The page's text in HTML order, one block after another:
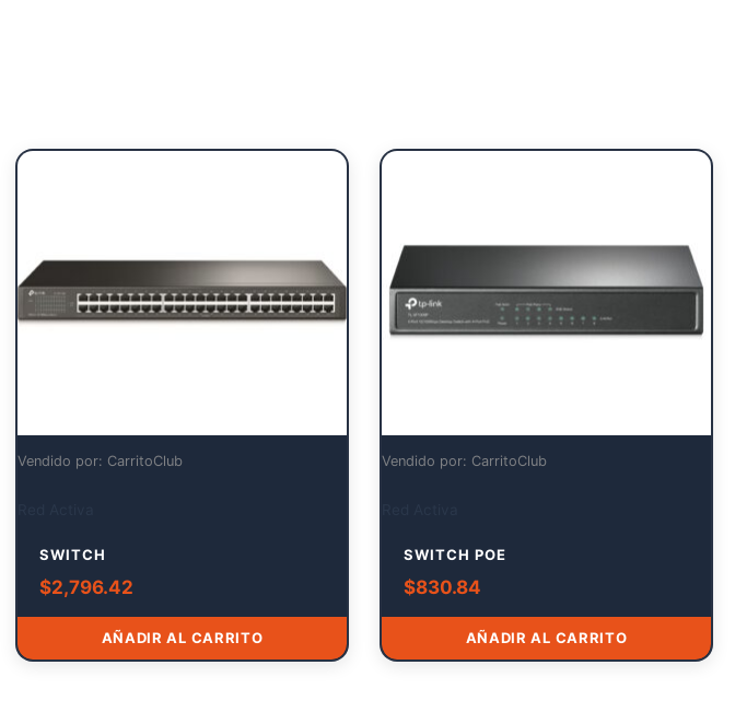
Vendido por: CarritoClub
SWITCH
$2,796.42
AÑADIR AL CARRITO
Vendido por: CarritoClub
SWITCH POE
$830.84
AÑADIR AL CARRITO